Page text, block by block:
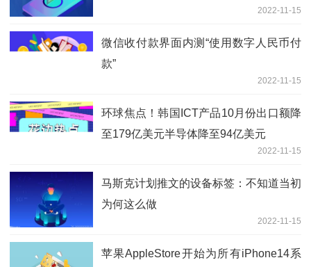
2022-11-15
微信收付款界面内测“使用数字人民币付
款”
2022-11-15
环球焦点！韩国ICT产品10月份出口额降
至179亿美元半导体降至94亿美元
2022-11-15
马斯克计划推文的设备标签：不知道当初
为何这么做
2022-11-15
苹果AppleStore开始为所有iPhone14系